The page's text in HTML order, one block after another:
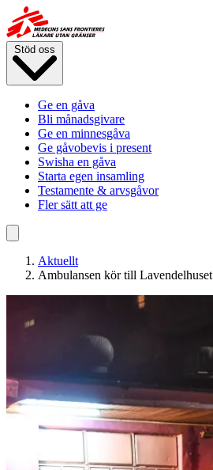
Hoppa
till
huvudinnehåll
Stöd oss
Ge en gåva
Bli månadsgivare
Ge en minnesgåva
Ge gåvobevis i present
Swisha en gåva
Starta egen insamling
Testamente & arvsgåvor
Fler sätt att ge
Aktuellt
Ambulansen kör till Lavendelhuset